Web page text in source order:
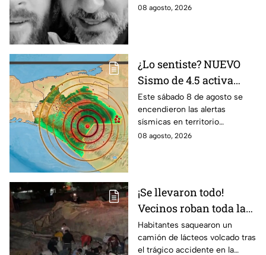
de agosto en Argentina
08 agosto, 2026
¿Lo sentiste? NUEVO
Sismo de 4.5 activa
alertas en varios
puntos de México
durante la madrugada
de hoy sábado
Este sábado 8 de agosto se
encendieron las alertas
sísmicas en territorio
mexicano, conoce dónde fue y
08 agosto, 2026
¡Se llevaron todo!
Vecinos roban toda la
mercancía del tráiler
volcado en la carretera
Habitantes saquearon un
camión de lácteos volcado tras
el trágico accidente en la